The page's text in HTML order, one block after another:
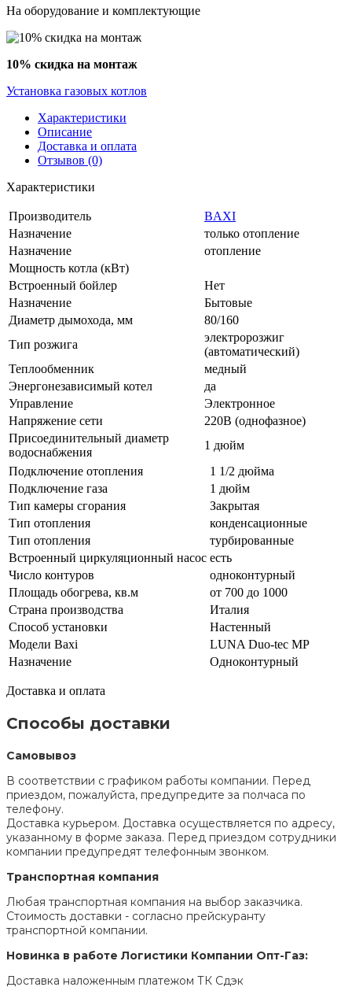
На оборудование и комплектующие
10% скидка на монтаж
Установка газовых котлов
Характеристики
Описание
Доставка и оплата
Отзывов (0)
Характеристики
Производитель
BAXI
Назначение
только отопление
Назначение
отопление
Мощность котла (кВт)
Встроенный бойлер
Нет
Назначение
Бытовые
Диаметр дымохода, мм
80/160
Тип розжига
электророзжиг
(автоматический)
Теплообменник
медный
Энергонезависимый котел
да
Управление
Электронное
Напряжение сети
220В (однофазное)
Присоединительный диаметр
водоснабжения
1 дюйм
Подключение отопления
1 1/2 дюйма
Подключение газа
1 дюйм
Тип камеры сгорания
Закрытая
Тип отопления
конденсационные
Тип отопления
турбированные
Встроенный циркуляционный насос есть
Число контуров
одноконтурный
Площадь обогрева, кв.м
от 700 до 1000
Страна производства
Италия
Способ установки
Настенный
Модели Baxi
LUNA Duo-tec MP
Назначение
Одноконтурный
Доставка и оплата
Способы доставки
Самовывоз
В соответствии с графиком работы компании. Перед
приездом, пожалуйста, предупредите за полчаса по
телефону.
Доставка курьером. Доставка осуществляется по адресу,
указанному в форме заказа. Перед приездом сотрудники
компании предупредят телефонным звонком.
Транспортная компания
Любая транспортная компания на выбор заказчика.
Стоимость доставки - согласно прейскуранту
транспортной компании.
Новинка в работе Логистики Компании Опт-Газ:
Доставка наложенным платежом ТК Сдэк